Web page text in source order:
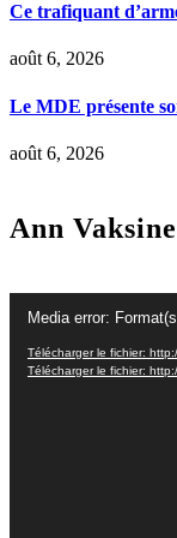
Ce trafiquant
août 6, 2026
Le MDE présente
août 6, 2026
Ann
vidéo
Media error:
Télécharger le fichier:
Télécharger le fichier: